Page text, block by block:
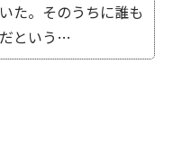
た。そのうちに誰も
という…